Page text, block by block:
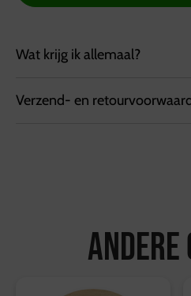
Wat krijg ik allemaal?
Minimale bestelhoeveelheid: 4
Verzend- en
Ophalen kan bij de vestiging
maandag tot en met